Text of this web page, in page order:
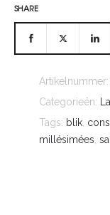
SHARE
Artikelnummer:
Categorieën:
Tags: blik
millésimées